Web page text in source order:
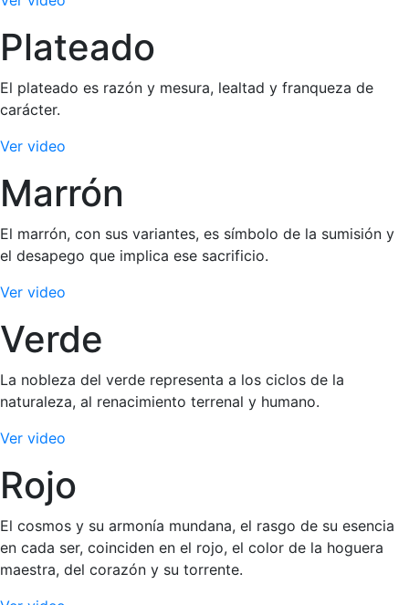
Plateado
El plateado es razón y mesura, lealtad y franqueza de
carácter.
Ver video
Marrón
El marrón, con sus variantes, es símbolo de la sumisión y
el desapego que implica ese sacrificio.
Ver video
Verde
La nobleza del verde representa a los ciclos de la
naturaleza, al renacimiento terrenal y humano.
Ver video
Rojo
El cosmos y su armonía mundana, el rasgo de su esencia
en cada ser, coinciden en el rojo, el color de la hoguera
maestra, del corazón y su torrente.